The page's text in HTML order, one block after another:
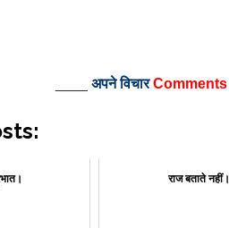
अपने विचारComments
राज बताते नहीं।